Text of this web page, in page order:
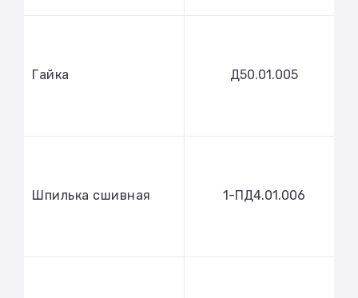
Гайка Д50.01.005
Шпилька сшивная 1-ПД4.01.006